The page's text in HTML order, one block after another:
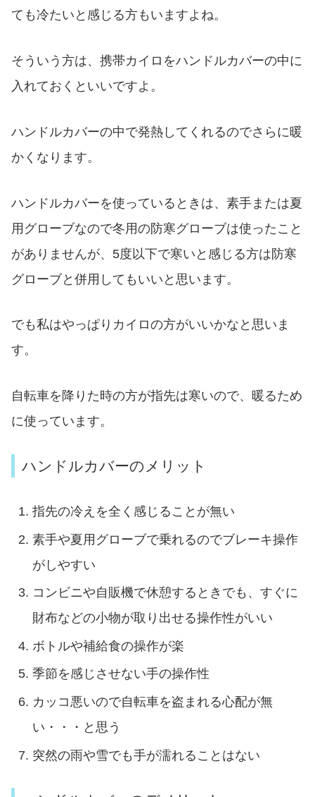
ても冷たいと感じる方もいますよね。
そういう方は、携帯カイロをハンドルカバーの中に
入れておくといいですよ。
ハンドルカバーの中で発熱してくれるのでさらに暖
かくなります。
ハンドルカバーを使っているときは、素手または夏
用グローブなので冬用の防寒グローブは使ったこと
がありませんが、5度以下で寒いと感じる方は防寒
グローブと併用してもいいと思います。
でも私はやっぱりカイロの方がいいかなと思いま
す。
自転車を降りた時の方が指先は寒いので、暖るため
に使っています。
ハンドルカバーのメリット
指先の冷えを全く感じることが無い
素手や夏用グローブで乗れるのでブレーキ操作
がしやすい
コンビニや自販機で休憩するときでも、すぐに
財布などの小物が取り出せる操作性がいい
ボトルや補給食の操作が楽
季節を感じさせない手の操作性
カッコ悪いので自転車を盗まれる心配が無
い・・・と思う
突然の雨や雪でも手が濡れることはない